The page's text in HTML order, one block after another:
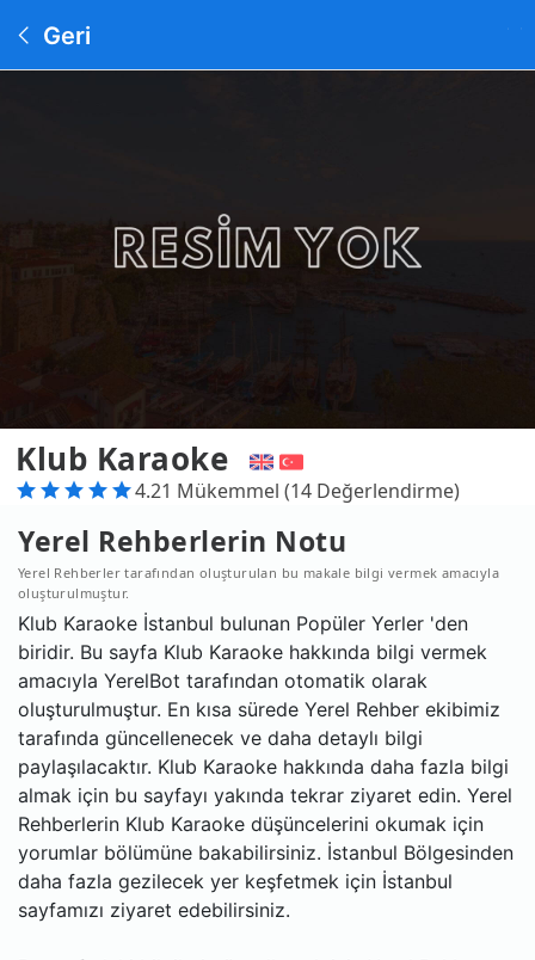
Geri
Klub Karaoke
4.21 Mükemmel (14 Değerlendirme)
Yerel Rehberlerin Notu
Yerel Rehberler tarafından oluşturulan bu makale bilgi vermek amacıyla
oluşturulmuştur.
Klub Karaoke İstanbul bulunan Popüler Yerler 'den
biridir. Bu sayfa Klub Karaoke hakkında bilgi vermek
amacıyla YerelBot tarafından otomatik olarak
oluşturulmuştur. En kısa sürede Yerel Rehber ekibimiz
tarafında güncellenecek ve daha detaylı bilgi
paylaşılacaktır. Klub Karaoke hakkında daha fazla bilgi
almak için bu sayfayı yakında tekrar ziyaret edin. Yerel
Rehberlerin Klub Karaoke düşüncelerini okumak için
yorumlar bölümüne bakabilirsiniz. İstanbul Bölgesinden
daha fazla gezilecek yer keşfetmek için İstanbul
sayfamızı ziyaret edebilirsiniz.